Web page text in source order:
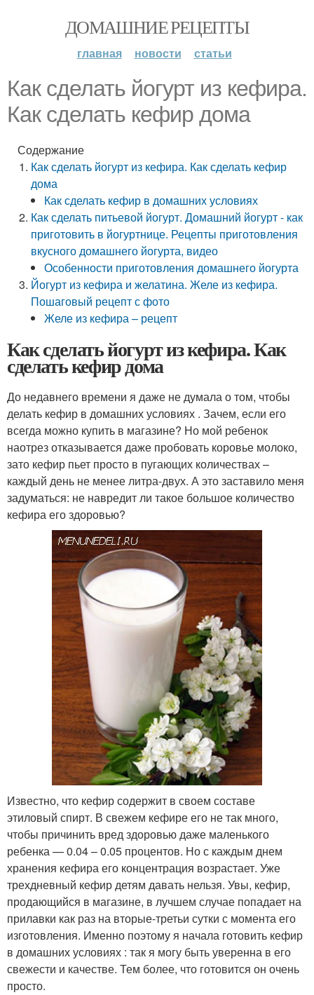
ДОМАШНИЕ РЕЦЕПТЫ
главная новости статьи
Как сделать йогурт из кефира.
Как сделать кефир дома
Содержание
Как сделать йогурт из кефира. Как сделать кефир
дома
Как сделать кефир в домашних условиях
Как сделать питьевой йогурт. Домашний йогурт - как
приготовить в йогуртнице. Рецепты приготовления
вкусного домашнего йогурта, видео
Особенности приготовления домашнего йогурта
Йогурт из кефира и желатина. Желе из кефира.
Пошаговый рецепт с фото
Желе из кефира – рецепт
Как сделать йогурт из кефира. Как
сделать кефир дома
До недавнего времени я даже не думала о том, чтобы
делать кефир в домашних условиях . Зачем, если его
всегда можно купить в магазине? Но мой ребенок
наотрез отказывается даже пробовать коровье молоко,
зато кефир пьет просто в пугающих количествах –
каждый день не менее литра-двух. А это заставило меня
задуматься: не навредит ли такое большое количество
кефира его здоровью?
Известно, что кефир содержит в своем составе
этиловый спирт. В свежем кефире его не так много,
чтобы причинить вред здоровью даже маленького
ребенка — 0.04 – 0.05 процентов. Но с каждым днем
хранения кефира его концентрация возрастает. Уже
трехдневный кефир детям давать нельзя. Увы, кефир,
продающийся в магазине, в лучшем случае попадает на
прилавки как раз на вторые-третьи сутки с момента его
изготовления. Именно поэтому я начала готовить кефир
в домашних условиях : так я могу быть уверенна в его
свежести и качестве. Тем более, что готовится он очень
просто.